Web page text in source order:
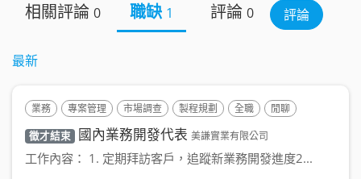
相關評論 0 職缺 1 評論 0 評論
最新
業務 專案管理 市場調查 製程規劃 全職
閒聊
徵才結束
國內業務開發代表美謙實業有限公司
工作內容： 1. 定期拜訪客戶，追蹤新業務開發進度2...